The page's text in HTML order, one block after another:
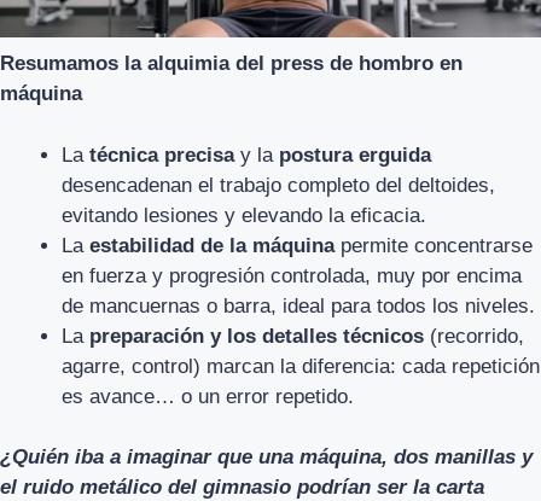
Resumamos la alquimia del press de hombro en
máquina
La técnica precisay la postura erguida
desencadenan el trabajo completo del deltoides,
evitando lesiones y elevando la eficacia.
La estabilidad de la máquinapermite concentrarse
en fuerza y progresión controlada, muy por encima
de mancuernas o barra, ideal para todos los niveles.
La preparación y los detalles técnicos (recorrido,
agarre, control) marcan la diferencia: cada repetición
es avance… o un error repetido.
¿Quién iba a imaginar que una máquina, dos manillas y
el ruido metálico del gimnasio podrían ser la carta